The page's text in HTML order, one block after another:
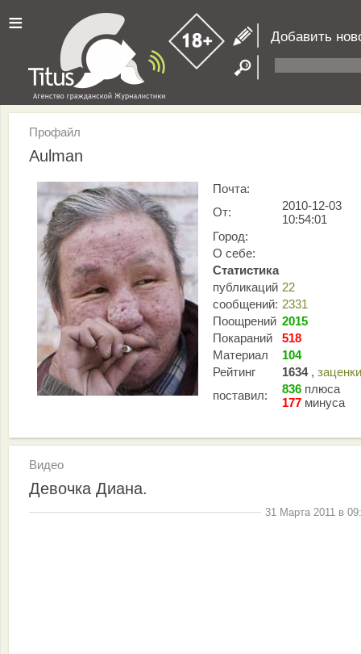
≡ Добавить
Профайл
Aulman
Почта:
От:
2010-12-03
10:54:01
Город:
О себе:
Статистика
публикаций 22
сообщений: 2331
Поощрений 2015
Покараний
518
Материал
104
Рейтинг
1634 , заценки
поставил:
836 плюса
177 минуса
Видео
Девочка Диана.
31 Марта 2011 в